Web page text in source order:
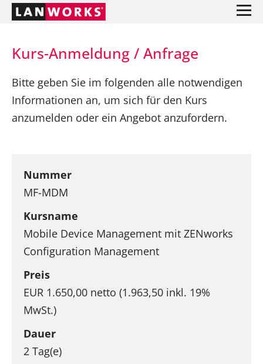
Kurs-Anmeldung / Anfrage
Bitte geben Sie im folgenden alle notwendigen
Informationen an, um sich für den Kurs
anzumelden oder ein Angebot anzufordern.
Nummer
MF-MDM
Kursname
Mobile Device Management mit ZENworks
Configuration Management
Preis
EUR 1.650,00 netto (1.963,50 inkl. 19%
MwSt.)
Dauer
2 Tag(e)